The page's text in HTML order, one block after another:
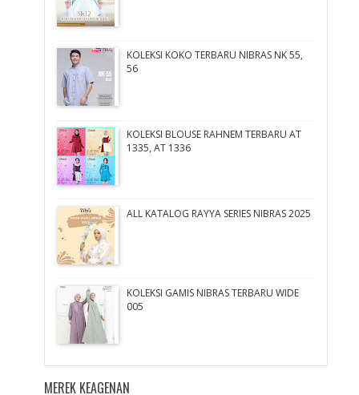
KOLEKSI KOKO TERBARU NIBRAS NK 55,
56
KOLEKSI BLOUSE RAHNEM TERBARU AT
1335, AT 1336
ALL KATALOG RAYYA SERIES NIBRAS 2025
KOLEKSI GAMIS NIBRAS TERBARU WIDE
005
MEREK KEAGENAN